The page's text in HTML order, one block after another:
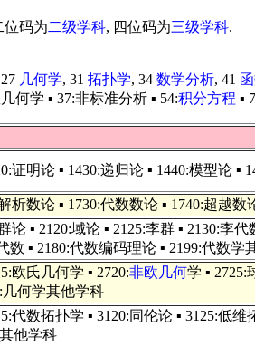
位码为二级学科, 四位码为三级学科.
几何学, 31 拓扑学, 34 数学分析, 41
何学 ▪ 37:非标准分析 ▪ 54:积分方程 ▪
证明论 ▪ 1430:递归论 ▪ 1440:模型论 ▪
析数论 ▪ 1730:代数数论 ▪ 1740:超越
论 ▪ 2120:域论 ▪ 2125:李群 ▪ 2130:李
数 ▪ 2180:代数编码理论 ▪ 2199:代数学
欧氏几何学 ▪ 2720:非欧几何学 ▪ 2725:
几何学其他学科
代数拓扑学 ▪ 3120:同伦论 ▪ 3125:低
他学科